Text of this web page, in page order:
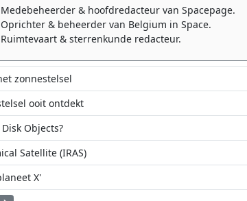
Medebeheerder & hoofdredacteur van Spacepage.
Oprichter & beheerder van Belgium in Space.
Ruimtevaart & sterrenkunde redacteur.
zonnestelsel
ooit ontdekt
Objects?
Satellite (IRAS)
X'